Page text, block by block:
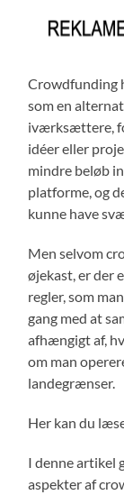
Crowdfunding
som en
iværksættere,
idéer eller
mindre beløb
platforme, og
kunne have
Men selvom
øjekast, er der
regler, som
gang med at
afhængigt af,
om man
landegrænser.
Her kan du
I denne artikel
aspekter af